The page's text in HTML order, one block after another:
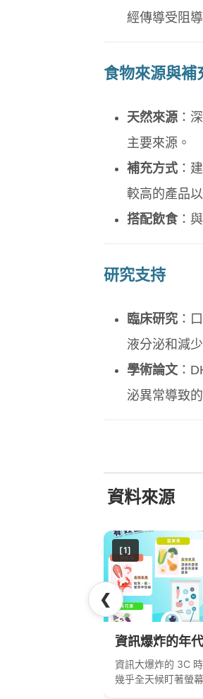
經傳導受阻
食物來源與補
天然來源 ：
主要來源。
補充方式 ：
較高的產品
搭配飲食 ：
研究支持
臨床研究 ：
液分泌和減
學術論文 ：
泌異常導致
資料來源
❮
[1]
資訊爆炸的年
資訊大爆炸的 3C
幾乎全天候盯著螢